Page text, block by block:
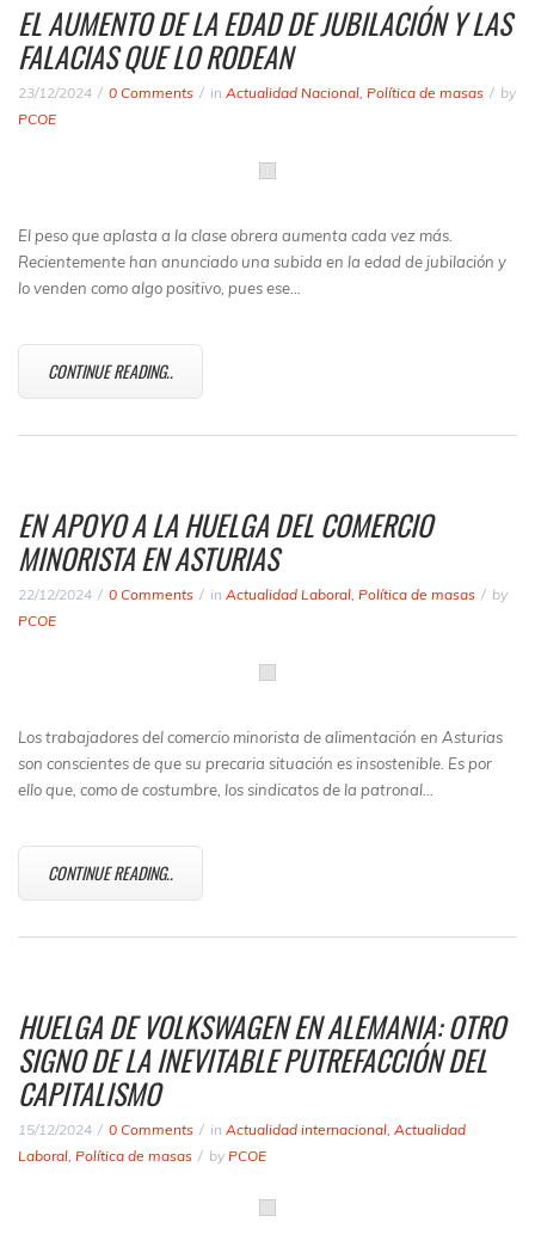
EL AUMENTO DE LA EDAD DE JUBILACIÓN Y LAS
FALACIAS QUE LO RODEAN
23/12/2024 0 Comments in Actualidad Nacional, Política de masas
by
PCOE
El peso que aplasta a la clase obrera aumenta cada vez más.
Recientemente han anunciado una subida en la edad de jubilación y
lo venden como algo positivo, pues ese…
CONTINUE READING..
EN APOYO A LA HUELGA DEL COMERCIO
MINORISTA EN ASTURIAS
22/12/2024 0 Comments in Actualidad Laboral, Política de masas
by
PCOE
Los trabajadores del comercio minorista de alimentación en Asturias
son conscientes de que su precaria situación es insostenible. Es por
ello que, como de costumbre, los sindicatos de la patronal…
CONTINUE READING..
HUELGA DE VOLKSWAGEN EN ALEMANIA: OTRO
SIGNO DE LA INEVITABLE PUTREFACCIÓN DEL
CAPITALISMO
15/12/2024 0 Comments in Actualidad internacional, Actualidad
Laboral, Política de masas by PCOE